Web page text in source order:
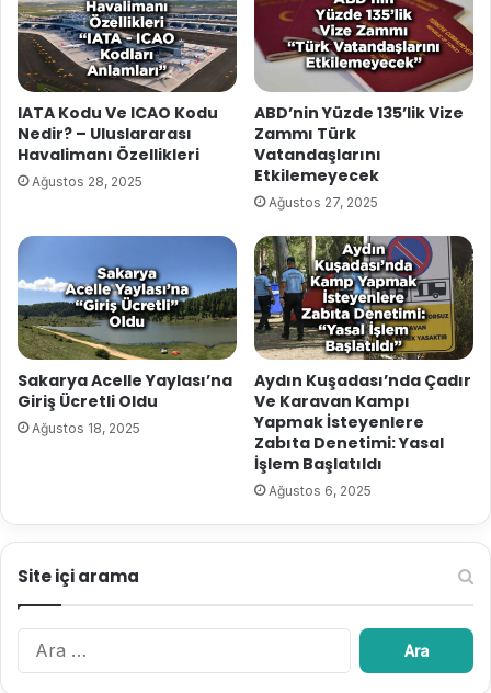
IATA Kodu Ve ICAO Kodu
Nedir? – Uluslararası
Havalimanı Özellikleri
Ağustos 28, 2025
ABD’nin Yüzde 135’lik Vize
Zammı Türk
Vatandaşlarını
Etkilemeyecek
Ağustos 27, 2025
Sakarya Acelle Yaylası’na
Giriş Ücretli Oldu
Ağustos 18, 2025
Aydın Kuşadası’nda Çadır
Ve Karavan Kampı
Yapmak İsteyenlere
Zabıta Denetimi: Yasal
İşlem Başlatıldı
Ağustos 6, 2025
Site içi arama
A